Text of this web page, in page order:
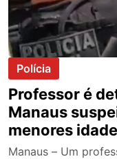
Polícia
Professor é
Manaus
menores
particulares
Manaus – Um